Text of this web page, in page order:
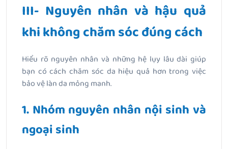
III- Nguyên nhân và hậu quả
khi không chăm sóc đúng cách
Hiểu rõ nguyên nhân và những hệ lụy lâu dài giúp
bạn có cách chăm sóc da hiệu quả hơn trong việc
bảo vệ làn da mỏng manh.
1. Nhóm nguyên nhân nội sinh và
ngoại sinh